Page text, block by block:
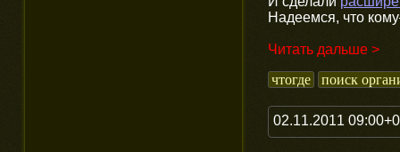
Надеемся, что
Читать дальше >
чтогде
поиск
02.11.2011